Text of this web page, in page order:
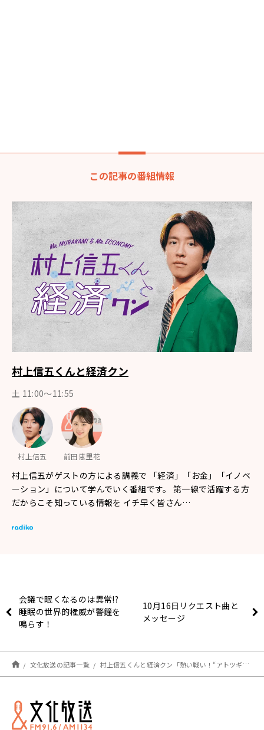
この記事の番組情報
村上信五くんと経済クン
土 11:00～11:55
村上信五 前田恵里花
村上信五がゲストの方による講義で 「経済」「お金」「イノベ
ーション」について学んでいく番組です。 第一線で活躍する方
だからこそ知っている情報を イチ早く皆さん…
会議で眠くなるのは異常!?
睡眠の世界的権威が警鐘を
鳴らす！
10月16日リクエスト曲と
メッセージ
文化放送の記事一覧 村上信五くんと経済クン「熱い戦い！“アトツギ甲子園”とは？」